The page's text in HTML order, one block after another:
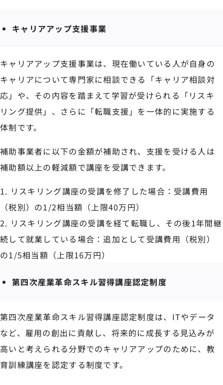
キャリアアップ支援事業
キャリアアップ支援事業は、現在働いている人が自身の
キャリアについて専門家に相談できる「キャリア相談対
応」や、その内容を踏まえて学習が受けられる「リスキ
リング提供」、さらに「転職支援」を一体的に実施する
体制です。
補助事業者に以下の金額が補助され、支援を受ける人は
補助額以上の軽減額で講座を受講できます。
リスキリング講座の受講を修了した場合：受講費用
（税別）の1/2相当額（上限40万円）
リスキリング講座の受講を経て転職し、その後1年間継
続して就業している場合：追加として受講費用（税別）
の1/5相当額（上限16万円）
第四次産業革命スキル習得講座認定制度
第四次産業革命スキル習得講座認定制度は、ITやデータ
など、雇用の創出に貢献し、将来的に成長する見込みが
高いと考えられる分野でのキャリアアップのために、教
育訓練講座を認定する制度です。